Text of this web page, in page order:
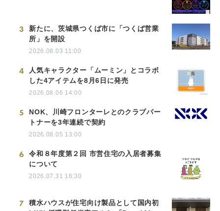
3
新たに、茨城県つくば市に「つくば営業
所」を開設
2026.08.03 11:00
4
人気キャラクター「ムーミン」とコラボ
した4アイテムを8月6日に発売
2026.08.06 14:00
5
NOK、川崎フロンターレとのクラブパー
トナーを3年連続で契約
2026.08.05 13:00
6
令和８年度第２回 市営住宅の入居者募集
について
2026.07.31 16:30
7
積水ハウスが住宅向け製品として国内初